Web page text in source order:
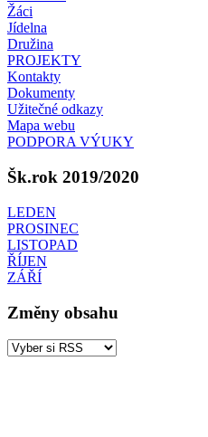
Žáci
Jídelna
Družina
PROJEKTY
Kontakty
Dokumenty
Užitečné odkazy
Mapa webu
PODPORA VÝUKY
Šk.rok 2019/2020
LEDEN
PROSINEC
LISTOPAD
ŘÍJEN
ZÁŘÍ
Změny obsahu